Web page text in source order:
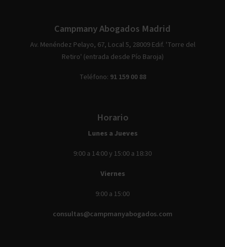
Campmany Abogados Madrid
Av. Menéndez Pelayo, 67, Local 5, 28009 Edif. 'Torre del
Retiro' (entrada desde Pío Baroja)
Teléfono: 91 159 00 88
Horario
Lunes a Jueves
9:00 a 14:00 y 15:00 a 18:30
Viernes
9:00 a 15:00
consultas@campmanyabogados.com